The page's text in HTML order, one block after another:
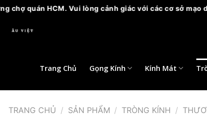
HCM. Vui lòng cảnh giác với các cơ sở mạo danh!
qua
Trang Chủ Gọng Kính Kính Mát
TRANG CHỦ / SẢN PHẨM / TRÒNG KÍNH /